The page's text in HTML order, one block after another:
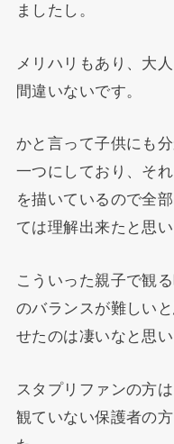
ましたし。
メリハリもあり、大
間違いないです。
かと言って子供にも
一つにしており、そ
を描いているので全
ては理解出来たと思い
こういった親子で観
のバランスが難しい
せたのは凄いなと思い
スタプリファンの方
観ていない保護者の